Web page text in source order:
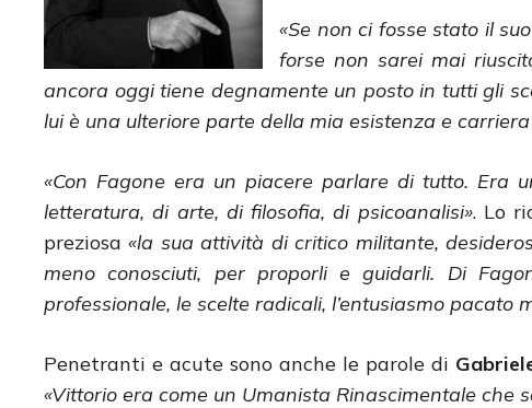
«Se non ci fosse stato il
forse non sarei mai
ancora oggi tiene degnamente un posto in tutti gli
lui è una ulteriore parte della mia esistenza e
«Con Fagone era un piacere parlare di tutto. Era
letteratura, di arte, di filosofia, di psicoanalisi». Lo
preziosa«la sua attività di critico militante,
meno conosciuti, per proporli e guidarli. Di
professionale, le scelte radicali, l’entusiasmo pacato
Penetranti e acute sono anche le parole di
«Vittorio era come un Umanista Rinascimentale